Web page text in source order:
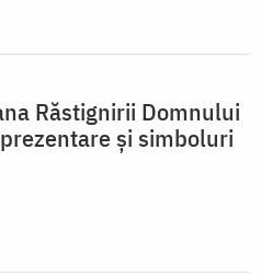
Răstignirii Domnului
și simboluri